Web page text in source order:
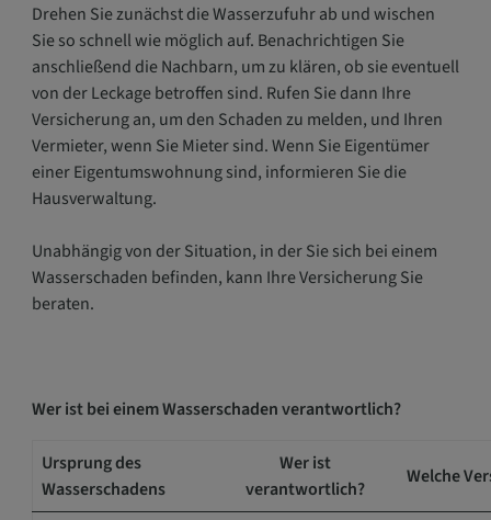
Drehen Sie zunächst die Wasserzufuhr ab und wischen
Sie so schnell wie möglich auf. Benachrichtigen Sie
anschließend die Nachbarn, um zu klären, ob sie eventuell
von der Leckage betroffen sind. Rufen Sie dann Ihre
Versicherung an, um den Schaden zu melden, und Ihren
Vermieter, wenn Sie Mieter sind. Wenn Sie Eigentümer
einer Eigentumswohnung sind, informieren Sie die
Hausverwaltung.
Unabhängig von der Situation, in der Sie sich bei einem
Wasserschaden befinden, kann Ihre Versicherung Sie
beraten.
Wer ist bei einem Wasserschaden verantwortlich?
Ursprung des
Wasserschadens
Wer ist
verantwortlich?
Welche